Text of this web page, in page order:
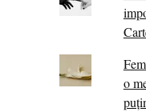
o